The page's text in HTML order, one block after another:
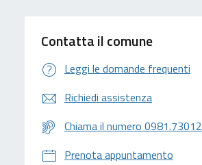
Contatta il comune
Leggi le domande frequenti
Richiedi assistenza
Chiama il numero 0981.73012
Prenota appuntamento